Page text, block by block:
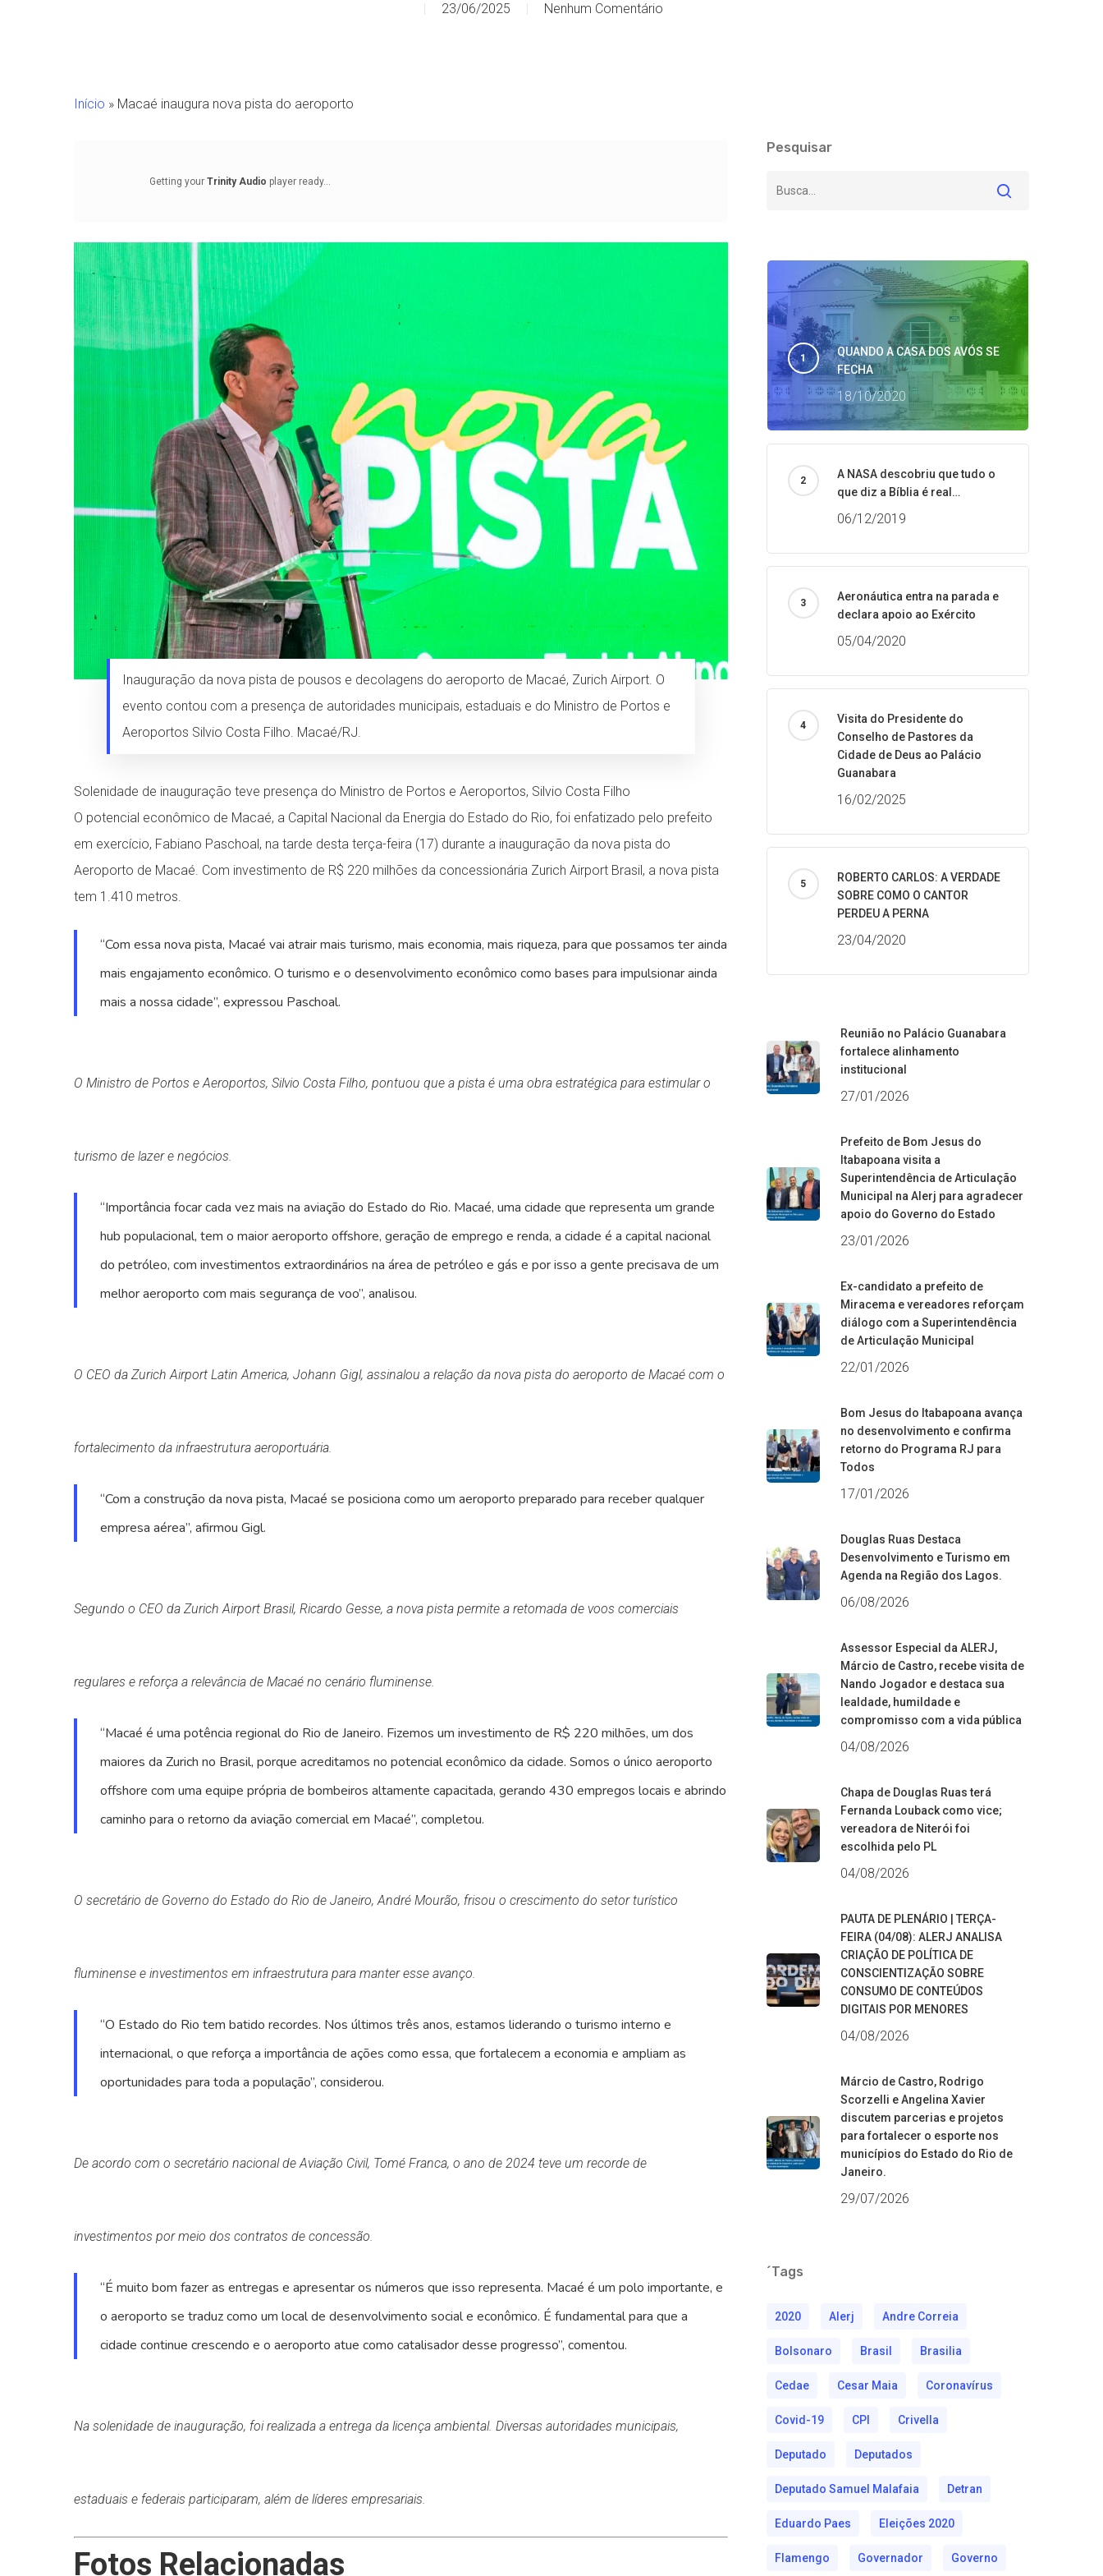
Pressione Enter para pesquisar ou ESC para fechar
23/06/2025 Nenhum Comentário
Início » Macaé inaugura nova pista do aeroporto
Getting your Trinity Audio player ready...
Inauguração da nova pista de pousos e decolagens do aeroporto de Macaé, Zurich Airport. O
evento contou com a presença de autoridades municipais, estaduais e do Ministro de Portos e
Aeroportos Silvio Costa Filho. Macaé/RJ.
Solenidade de inauguração teve presença do Ministro de Portos e Aeroportos, Silvio Costa Filho
O potencial econômico de Macaé, a Capital Nacional da Energia do Estado do Rio, foi enfatizado pelo prefeito
em exercício, Fabiano Paschoal, na tarde desta terça-feira (17) durante a inauguração da nova pista do
Aeroporto de Macaé. Com investimento de R$ 220 milhões da concessionária Zurich Airport Brasil, a nova pista
tem 1.410 metros.
“Com essa nova pista, Macaé vai atrair mais turismo, mais economia, mais riqueza, para que possamos ter ainda
mais engajamento econômico. O turismo e o desenvolvimento econômico como bases para impulsionar ainda
mais a nossa cidade”, expressou Paschoal.
O Ministro de Portos e Aeroportos, Silvio Costa Filho, pontuou que a pista é uma obra estratégica para estimular o
turismo de lazer e negócios.
“Importância focar cada vez mais na aviação do Estado do Rio. Macaé, uma cidade que representa um grande
hub populacional, tem o maior aeroporto offshore, geração de emprego e renda, a cidade é a capital nacional
do petróleo, com investimentos extraordinários na área de petróleo e gás e por isso a gente precisava de um
melhor aeroporto com mais segurança de voo”, analisou.
O CEO da Zurich Airport Latin America, Johann Gigl, assinalou a relação da nova pista do aeroporto de Macaé com o
fortalecimento da infraestrutura aeroportuária.
“Com a construção da nova pista, Macaé se posiciona como um aeroporto preparado para receber qualquer
empresa aérea”, afirmou Gigl.
Segundo o CEO da Zurich Airport Brasil, Ricardo Gesse, a nova pista permite a retomada de voos comerciais
regulares e reforça a relevância de Macaé no cenário fluminense.
“Macaé é uma potência regional do Rio de Janeiro. Fizemos um investimento de R$ 220 milhões, um dos
maiores da Zurich no Brasil, porque acreditamos no potencial econômico da cidade. Somos o único aeroporto
offshore com uma equipe própria de bombeiros altamente capacitada, gerando 430 empregos locais e abrindo
caminho para o retorno da aviação comercial em Macaé”, completou.
O secretário de Governo do Estado do Rio de Janeiro, André Mourão, frisou o crescimento do setor turístico
fluminense e investimentos em infraestrutura para manter esse avanço.
“O Estado do Rio tem batido recordes. Nos últimos três anos, estamos liderando o turismo interno e
internacional, o que reforça a importância de ações como essa, que fortalecem a economia e ampliam as
oportunidades para toda a população”, considerou.
De acordo com o secretário nacional de Aviação Civil, Tomé Franca, o ano de 2024 teve um recorde de
investimentos por meio dos contratos de concessão.
“É muito bom fazer as entregas e apresentar os números que isso representa. Macaé é um polo importante, e
o aeroporto se traduz como um local de desenvolvimento social e econômico. É fundamental para que a
cidade continue crescendo e o aeroporto atue como catalisador desse progresso”, comentou.
Na solenidade de inauguração, foi realizada a entrega da licença ambiental. Diversas autoridades municipais,
estaduais e federais participaram, além de líderes empresariais.
Fotos Relacionadas
Pesquisar
QUANDO A CASA DOS AVÓS SE
FECHA
18/10/2020
A NASA descobriu que tudo o
que diz a Bíblia é real…
06/12/2019
Aeronáutica entra na parada e
declara apoio ao Exército
05/04/2020
Visita do Presidente do
Conselho de Pastores da
Cidade de Deus ao Palácio
Guanabara
16/02/2025
ROBERTO CARLOS: A VERDADE
SOBRE COMO O CANTOR
PERDEU A PERNA
23/04/2020
Reunião no Palácio Guanabara
fortalece alinhamento
institucional
27/01/2026
Prefeito de Bom Jesus do
Itabapoana visita a
Superintendência de Articulação
Municipal na Alerj para agradecer
apoio do Governo do Estado
23/01/2026
Ex-candidato a prefeito de
Miracema e vereadores reforçam
diálogo com a Superintendência
de Articulação Municipal
22/01/2026
Bom Jesus do Itabapoana avança
no desenvolvimento e confirma
retorno do Programa RJ para
Todos
17/01/2026
Douglas Ruas Destaca
Desenvolvimento e Turismo em
Agenda na Região dos Lagos.
06/08/2026
Assessor Especial da ALERJ,
Márcio de Castro, recebe visita de
Nando Jogador e destaca sua
lealdade, humildade e
compromisso com a vida pública
04/08/2026
Chapa de Douglas Ruas terá
Fernanda Louback como vice;
vereadora de Niterói foi
escolhida pelo PL
04/08/2026
PAUTA DE PLENÁRIO | TERÇA-
FEIRA (04/08): ALERJ ANALISA
CRIAÇÃO DE POLÍTICA DE
CONSCIENTIZAÇÃO SOBRE
CONSUMO DE CONTEÚDOS
DIGITAIS POR MENORES
04/08/2026
Márcio de Castro, Rodrigo
Scorzelli e Angelina Xavier
discutem parcerias e projetos
para fortalecer o esporte nos
municípios do Estado do Rio de
Janeiro.
29/07/2026
´Tags
2020 Alerj Andre Correia
Bolsonaro Brasil Brasilia
Cedae Cesar Maia Coronavírus
Covid-19 CPI Crivella
Deputado Deputados
Deputado Samuel Malafaia Detran
Eduardo Paes Eleições 2020
Flamengo Governador Governo